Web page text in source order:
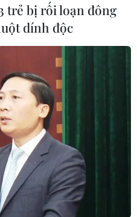
Fayez al-Sarraj
ngừng bắn
trẻ bị rối loạn đông
dính độc